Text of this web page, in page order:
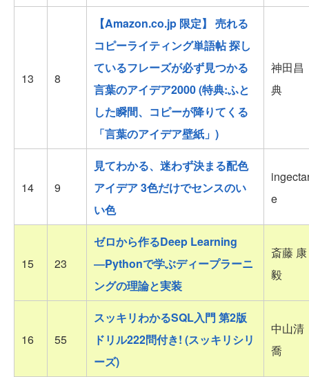
13 8
【Amazon.co.jp 限定】 売れる
コピーライティング単語帖 探し
ているフレーズが必ず見つかる
言葉のアイデア2000 (特典:ふと
した瞬間、コピーが降りてくる
「言葉のアイデア壁紙」)
神田昌
典
14 9
見てわかる、迷わず決まる配色
アイデア 3色だけでセンスのい
い色
e
15 23
ゼロから作るDeep Learning
―Pythonで学ぶディープラーニ
ングの理論と実装
斎藤 康
毅
16 55
スッキリわかるSQL入門 第2版
ドリル222問付き! (スッキリシリ
ーズ)
中山清
喬